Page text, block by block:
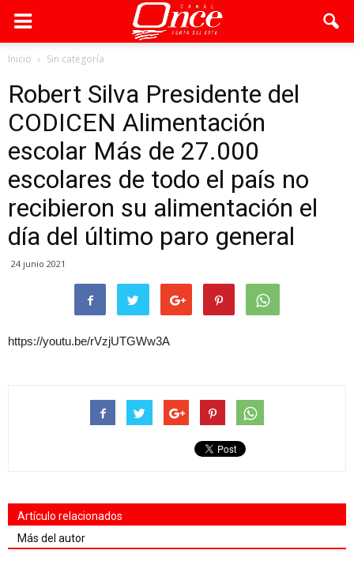
Inicio Sin categoría
Robert Silva Presidente del
CODICEN Alimentación
escolar Más de 27.000
escolares de todo el país no
recibieron su alimentación el
día del último paro general
24 junio 2021
https://youtu.be/rVzjUTGWw3A
Artículo relacionados
Más del autor